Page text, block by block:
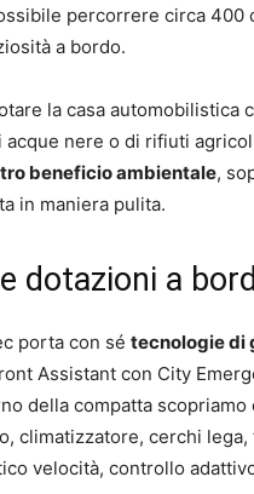
percorrere circa 400
a bordo.
la casa automobilistica
acque nere o di rifiuti
beneficio ambientale,
in maniera pulita.
dotazioni a
porta con sé tecnologie di
Assistant con City
della compatta
climatizzatore, cerchi
velocità, controllo